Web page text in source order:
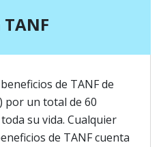
de TANF de
por un total de 60
su vida. Cualquier
de TANF cuenta